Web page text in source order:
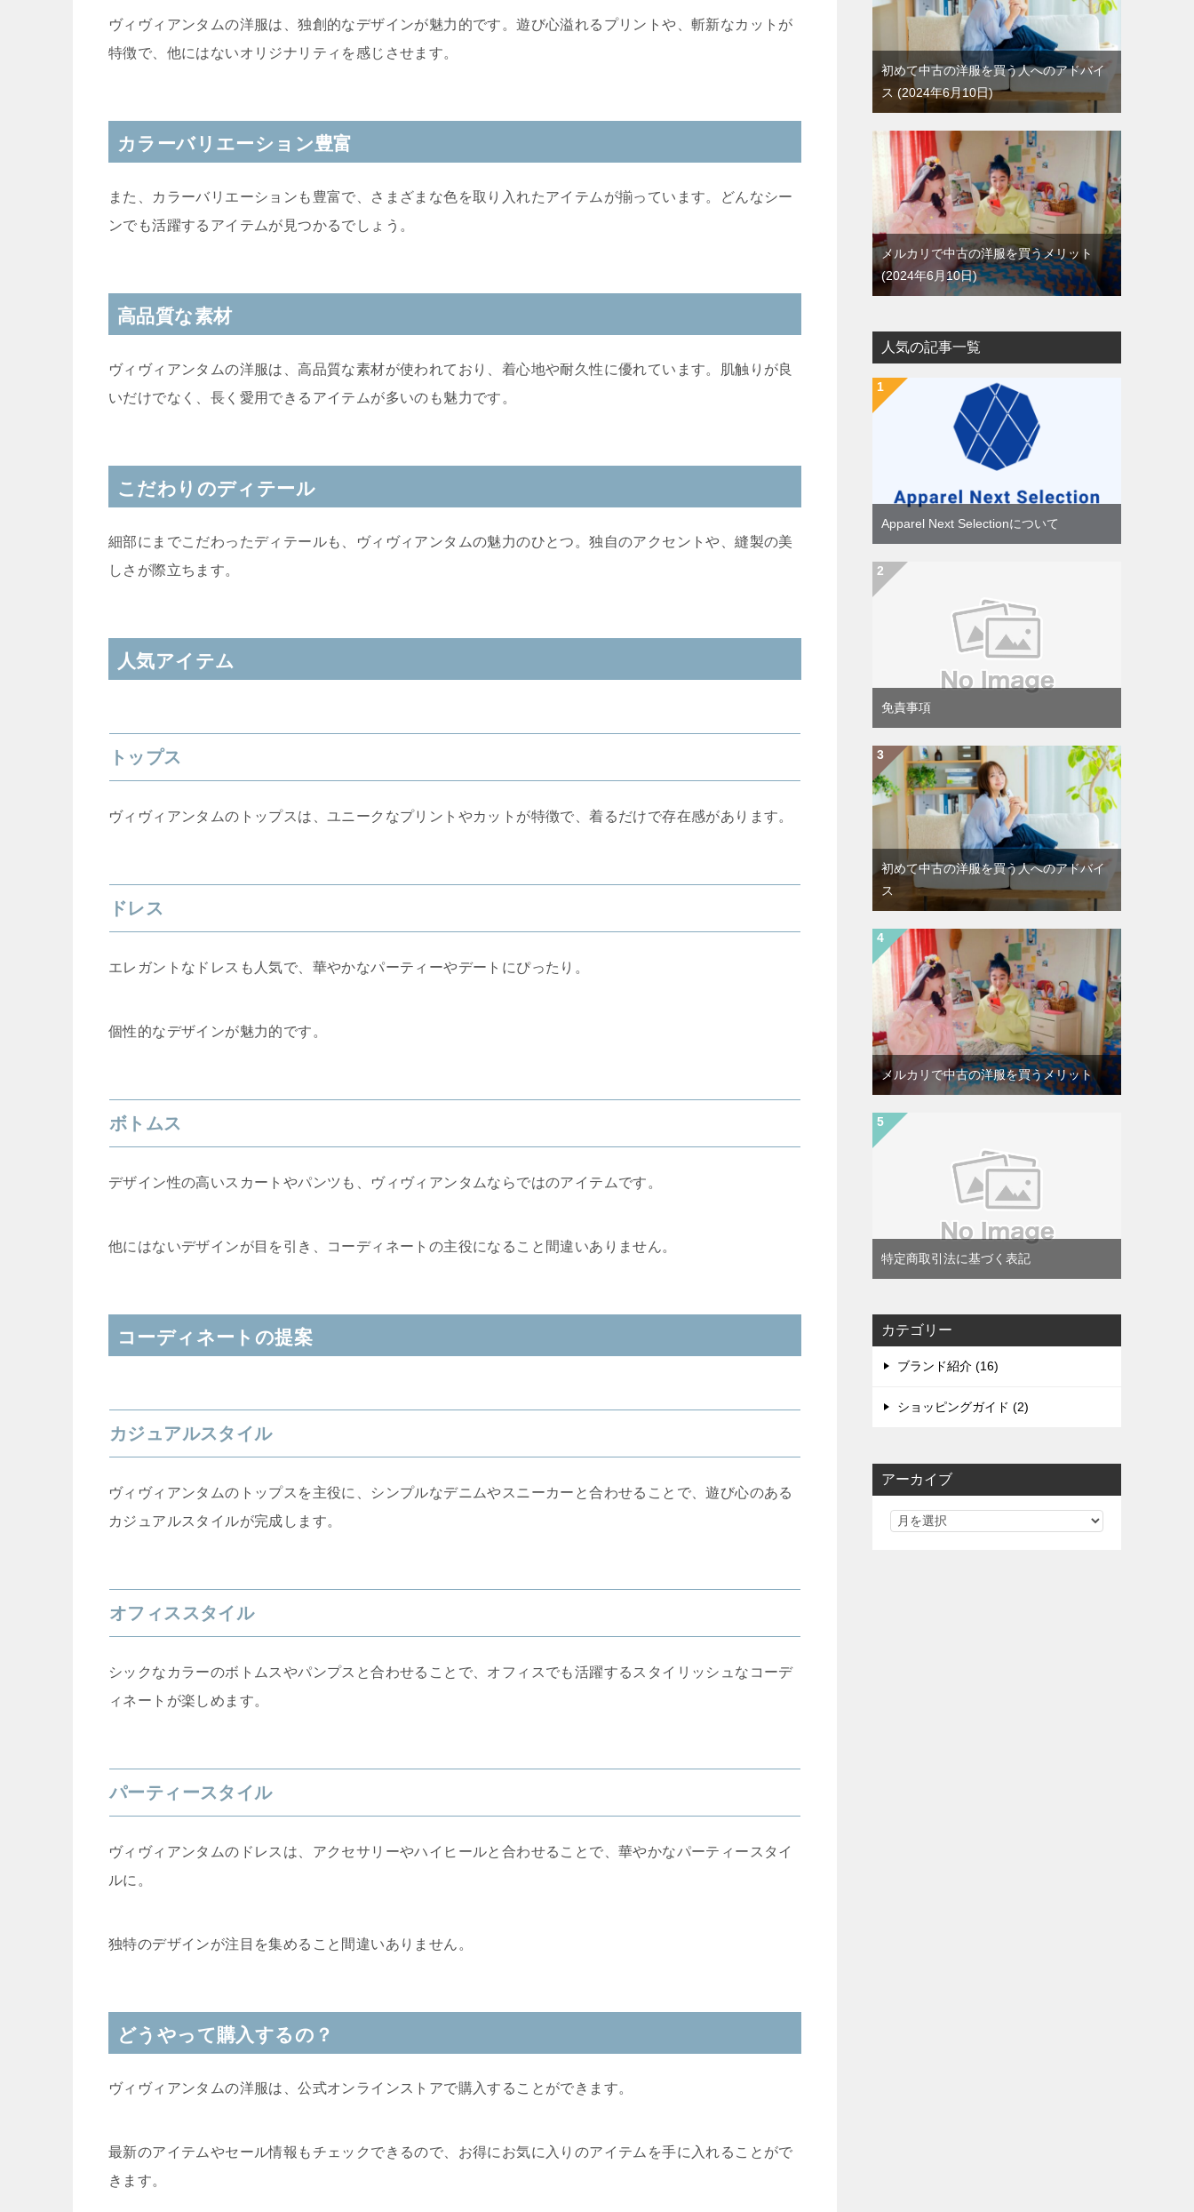
ヴィヴィアンタムの洋服は、独創的なデザインが魅力的です。遊び心溢れるプリントや、斬新なカットが
特徴で、他にはないオリジナリティを感じさせます。
カラーバリエーション豊富
また、カラーバリエーションも豊富で、さまざまな色を取り入れたアイテムが揃っています。どんなシー
ンでも活躍するアイテムが見つかるでしょう。
高品質な素材
ヴィヴィアンタムの洋服は、高品質な素材が使われており、着心地や耐久性に優れています。肌触りが良
いだけでなく、長く愛用できるアイテムが多いのも魅力です。
こだわりのディテール
細部にまでこだわったディテールも、ヴィヴィアンタムの魅力のひとつ。独自のアクセントや、縫製の美
しさが際立ちます。
人気アイテム
トップス
ヴィヴィアンタムのトップスは、ユニークなプリントやカットが特徴で、着るだけで存在感があります。
ドレス
エレガントなドレスも人気で、華やかなパーティーやデートにぴったり。
個性的なデザインが魅力的です。
ボトムス
デザイン性の高いスカートやパンツも、ヴィヴィアンタムならではのアイテムです。
他にはないデザインが目を引き、コーディネートの主役になること間違いありません。
コーディネートの提案
カジュアルスタイル
ヴィヴィアンタムのトップスを主役に、シンプルなデニムやスニーカーと合わせることで、遊び心のある
カジュアルスタイルが完成します。
オフィススタイル
シックなカラーのボトムスやパンプスと合わせることで、オフィスでも活躍するスタイリッシュなコーデ
ィネートが楽しめます。
パーティースタイル
ヴィヴィアンタムのドレスは、アクセサリーやハイヒールと合わせることで、華やかなパーティースタイ
ルに。
独特のデザインが注目を集めること間違いありません。
どうやって購入するの？
ヴィヴィアンタムの洋服は、公式オンラインストアで購入することができます。
最新のアイテムやセール情報もチェックできるので、お得にお気に入りのアイテムを手に入れることがで
きます。
初めて中古の洋服を買う人へのアドバイ
ス
2024年6月10日
メルカリで中古の洋服を買うメリット
2024年6月10日
人気の記事一覧
Apparel Next Selectionについて
免責事項
初めて中古の洋服を買う人へのアドバイ
ス
メルカリで中古の洋服を買うメリット
特定商取引法に基づく表記
カテゴリー
ブランド紹介 (16)
ショッピングガイド (2)
アーカイブ